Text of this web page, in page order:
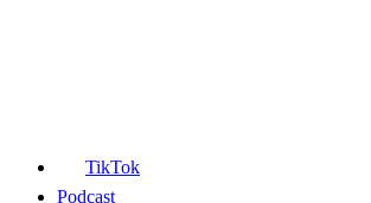
TikTok
Podcast